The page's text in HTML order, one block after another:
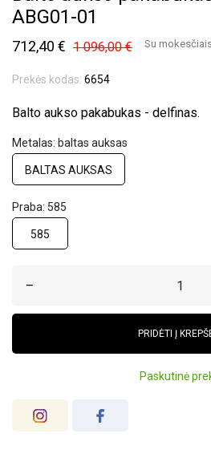
ABG01-01
712,40 € 1 096,00 € Su
Prekės kodas: 6654
Balto aukso pakabukas - delfinas.
Metalas: baltas auksas
BALTAS AUKSAS
Praba: 585
585
–
PRIDĖTI Į
Paskutinė